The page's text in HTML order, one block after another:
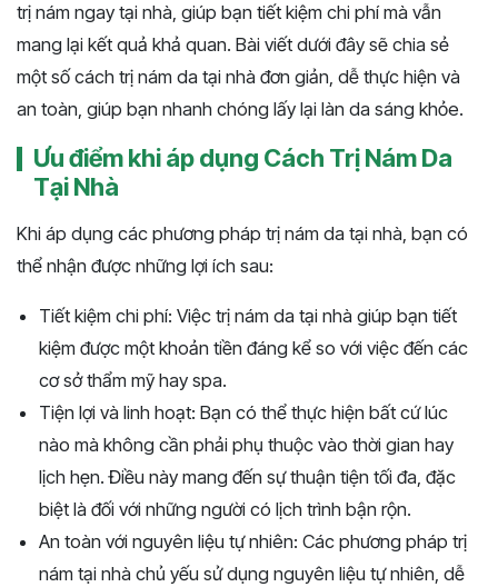
trị nám ngay tại nhà, giúp bạn tiết kiệm chi phí mà vẫn
mang lại kết quả khả quan. Bài viết dưới đây sẽ chia sẻ
một số cách trị nám da tại nhà đơn giản, dễ thực hiện và
an toàn, giúp bạn nhanh chóng lấy lại làn da sáng khỏe.
Ưu điểm khi áp dụng Cách Trị Nám Da
Tại Nhà
Khi áp dụng các phương pháp trị nám da tại nhà, bạn có
thể nhận được những lợi ích sau:
Tiết kiệm chi phí: Việc trị nám da tại nhà giúp bạn tiết
kiệm được một khoản tiền đáng kể so với việc đến các
cơ sở thẩm mỹ hay spa.
Tiện lợi và linh hoạt: Bạn có thể thực hiện bất cứ lúc
nào mà không cần phải phụ thuộc vào thời gian hay
lịch hẹn. Điều này mang đến sự thuận tiện tối đa, đặc
biệt là đối với những người có lịch trình bận rộn.
An toàn với nguyên liệu tự nhiên: Các phương pháp trị
nám tại nhà chủ yếu sử dụng nguyên liệu tự nhiên, dễ